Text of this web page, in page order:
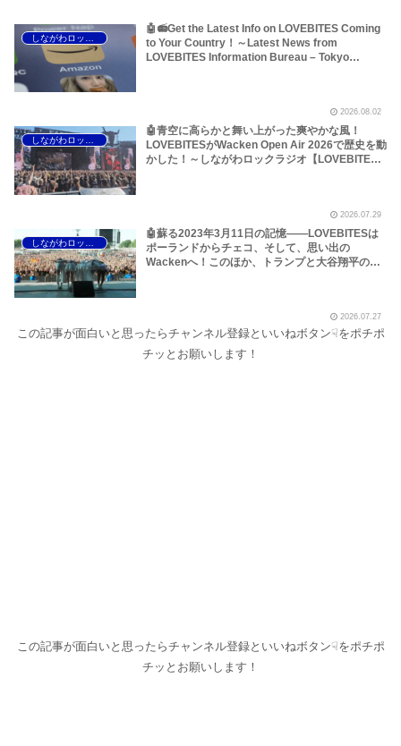
🤖📻Get the Latest Info on LOVEBITES Coming
to Your Country！～Latest News from
LOVEBITES Information Bureau – Tokyo
2026.08.02
しながわロックラジオ
🤖青空に高らかと舞い上がった爽やかな風！
LOVEBITESがWacken Open Air 2026で歴史を動
かした！～しながわロックラジオ【LOVEBITES
Hell】【LOVEBITES Soldier Stands Solitarily】
【LOVEBITES When Destinies Align】
【LOVEBITES M.D.O.】【LOVEBITES Holy
War】
2026.07.29
🤖蘇る2023年3月11日の記憶――LOVEBITESは
ポーランドからチェコ、そして、思い出の
Wackenへ！このほか、トランプと大谷翔平のア
【LOVEBITES The Castaway】【LOVEBITES
One Will Remain】【LOVEBITES We The
United】【LOVEBITES Nameless Warrior】
【James Last Vibrations】
2026.07.27
この記事が面白いと思ったらチャンネル登録といいねボタン☟をポチポ
チッとお願いします！
この記事が面白いと思ったらチャンネル登録といいねボタン☟をポチポ
チッとお願いします！